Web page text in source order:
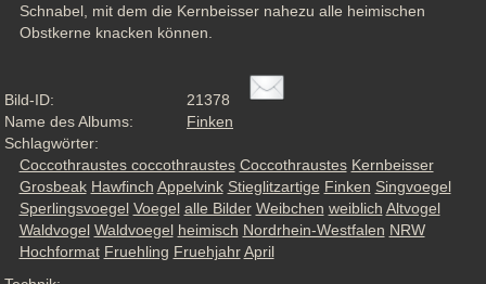
Schnabel, mit dem die Kernbeisser nahezu alle heimischen
Obstkerne knacken können.
Bild-ID:
21378
Name des Albums:
Finken
Schlagwörter:
Coccothraustes coccothraustes Coccothraustes Kernbeisser
Grosbeak Hawfinch Appelvink Stieglitzartige Finken Singvoegel
Sperlingsvoegel Voegel alle Bilder Weibchen weiblich Altvogel
Waldvogel Waldvoegel heimisch Nordrhein-Westfalen NRW
Hochformat Fruehling Fruehjahr April